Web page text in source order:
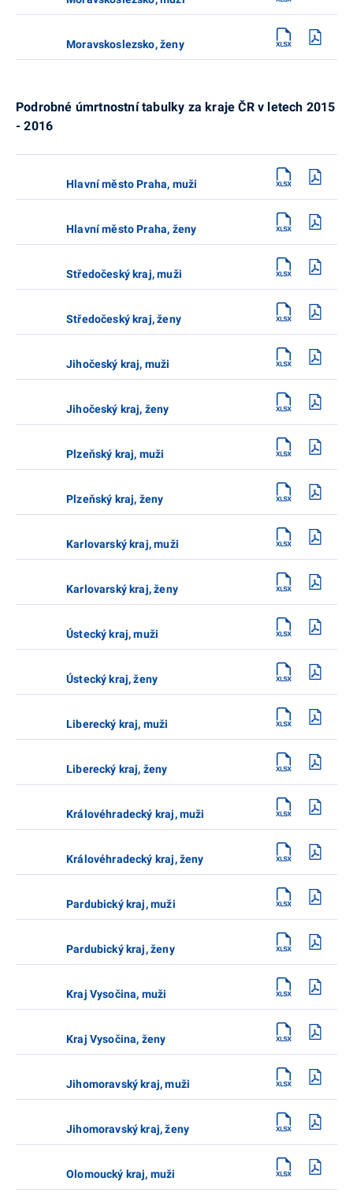
Moravskoslezsko, ženy
Podrobné úmrtnostní tabulky za kraje ČR v letech 2015
- 2016
Hlavní město Praha, muži
Hlavní město Praha, ženy
Středočeský kraj, muži
Středočeský kraj, ženy
Jihočeský kraj, muži
Jihočeský kraj, ženy
Plzeňský kraj, muži
Plzeňský kraj, ženy
Karlovarský kraj, muži
Karlovarský kraj, ženy
Ústecký kraj, muži
Ústecký kraj, ženy
Liberecký kraj, muži
Liberecký kraj, ženy
Královéhradecký kraj, muži
Královéhradecký kraj, ženy
Pardubický kraj, muži
Pardubický kraj, ženy
Kraj Vysočina, muži
Kraj Vysočina, ženy
Jihomoravský kraj, muži
Jihomoravský kraj, ženy
Olomoucký kraj, muži